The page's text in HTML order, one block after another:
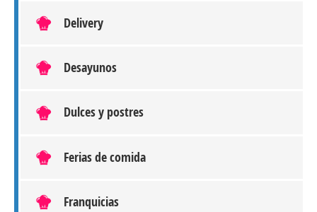
Delivery
Desayunos
Dulces y postres
Ferias de comida
Franquicias